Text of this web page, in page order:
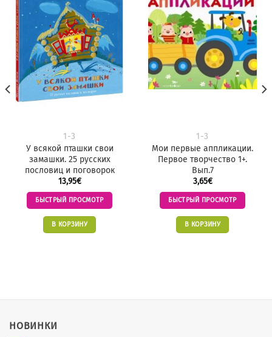
1-3
У всякой пташки свои
замашки. 25 русских
пословиц и поговорок
13,95€
БЫСТРЫЙ ПРОСМОТР
В КОРЗИНУ
1-3
Мои первые аппликации.
Первое творчество 1+.
Вып.7
3,65€
БЫСТРЫЙ ПРОСМОТР
В КОРЗИНУ
НОВИНКИ